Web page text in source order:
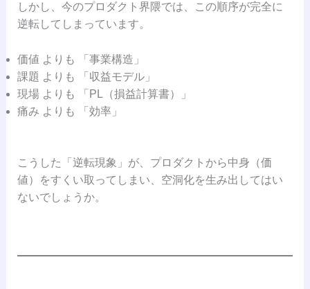
しかし、今のプロダクト界隈では、この順序が完全に
逆転してしまっています。
価値 よりも 「事業構造」
課題 よりも 「収益モデル」
現場 よりも 「PL（損益計算書）」
痛み よりも 「効率」
こうした「逆転現象」が、プロダクトから中身（価
値）をすくい取ってしまい、空洞化を生み出してはい
ないでしょうか。